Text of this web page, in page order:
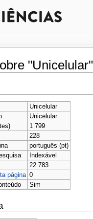
"Unicelular"
Unicelular
Unicelular
1 799
228
português (pt)
Indexável
22 783
página 0
Sim